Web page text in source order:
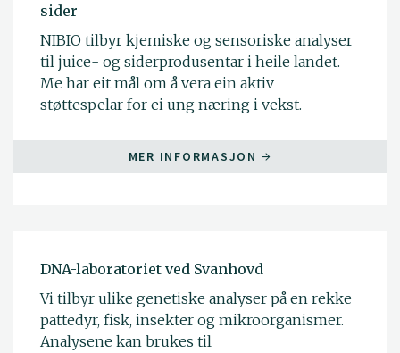
sider
NIBIO tilbyr kjemiske og sensoriske analyser
til juice- og siderprodusentar i heile landet.
Me har eit mål om å vera ein aktiv
støttespelar for ei ung næring i vekst.
MER INFORMASJON
DNA-laboratoriet ved Svanhovd
Vi tilbyr ulike genetiske analyser på en rekke
pattedyr, fisk, insekter og mikroorganismer.
Analysene kan brukes til